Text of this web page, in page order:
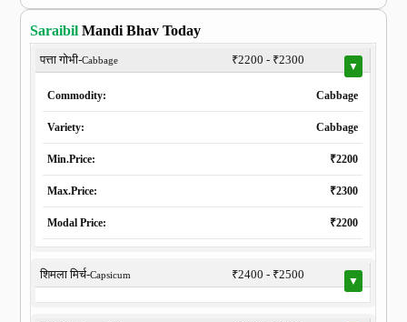
Saraibil Mandi Bhav Today
पत्ता गोभी-Cabbage ₹2200 - ₹2300 ▼
Commodity: Cabbage
Variety: Cabbage
Min.Price: ₹2200
Max.Price: ₹2300
Modal Price: ₹2200
शिमला मिर्च-Capsicum ₹2400 - ₹2500 ▼